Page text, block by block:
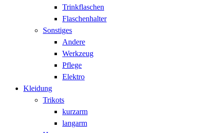
Trinkflaschen
Flaschenhalter
Sonstiges
Andere
Werkzeug
Pflege
Elektro
Kleidung
Trikots
kurzarm
langarm